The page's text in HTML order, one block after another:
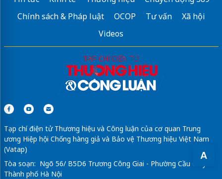
A
Chính sách & Pháp luật
OCOP Tư vấn
Xã hội
Videos
Tạp chí điện tử Thương hiệu và Công luận của cơ quan Trung
ương Hiệp hội Chống hàng giả và Bảo vệ Thương hiệu Việt Nam
(Vatap)
Tòa soạn: Ngõ 56/ B5D6 Trương Công Giai - Phường Cầu Giấy -
Thành phố Hà Nội